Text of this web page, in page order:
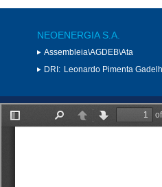
NEOENERGIA S.A.
Assembleia\AGDEB\Ata
DRI: Leonardo Pimenta